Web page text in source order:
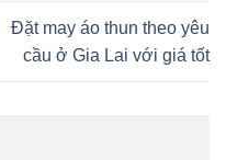
Đặt may áo thun theo yêu
cầu ở Gia Lai với giá tốt